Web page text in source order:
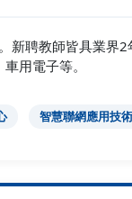
新聘教師皆具業界
用電子等。
智慧聯網應用技